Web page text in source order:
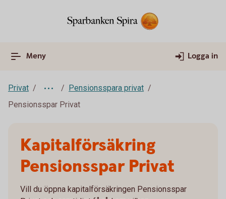
Meny Logga in
Privat
Pensionsspara privat
Pensionsspar Privat
Kapitalförsäkring
Pensionsspar Privat
Vill du öppna kapitalförsäkringen Pensionsspar